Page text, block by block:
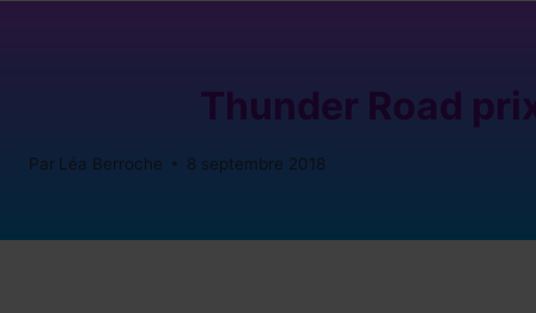
Thunder Road
Par Léa Berroche 8 septembre 2018